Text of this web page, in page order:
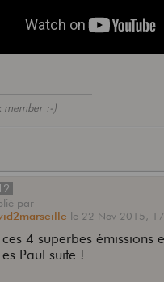
member :-)
par
le 22 Nov 2015,
4 superbes émissions
Paul suite !